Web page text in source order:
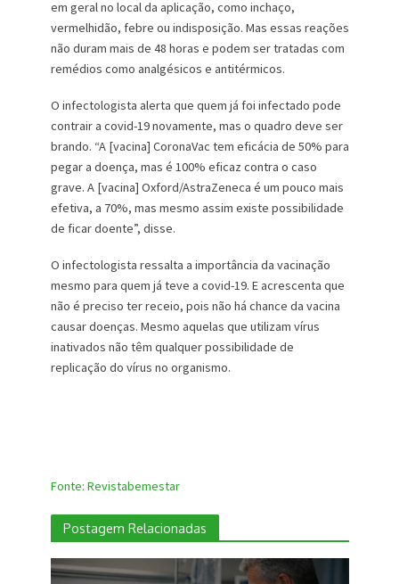
em geral no local da aplicação, como inchaço,
vermelhidão, febre ou indisposição. Mas essas reações
não duram mais de 48 horas e podem ser tratadas com
remédios como analgésicos e antitérmicos.
O infectologista alerta que quem já foi infectado pode
contrair a covid-19 novamente, mas o quadro deve ser
brando. “A [vacina] CoronaVac tem eficácia de 50% para
pegar a doença, mas é 100% eficaz contra o caso
grave. A [vacina] Oxford/AstraZeneca é um pouco mais
efetiva, a 70%, mas mesmo assim existe possibilidade
de ficar doente”, disse.
O infectologista ressalta a importância da vacinação
mesmo para quem já teve a covid-19. E acrescenta que
não é preciso ter receio, pois não há chance da vacina
causar doenças. Mesmo aquelas que utilizam vírus
inativados não têm qualquer possibilidade de
replicação do vírus no organismo.
Fonte: Revistabemestar
Postagem Relacionadas